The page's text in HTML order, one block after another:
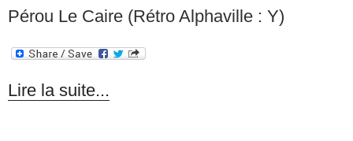
Pérou Le Caire (Rétro Alphaville : Y)
Lire la suite...